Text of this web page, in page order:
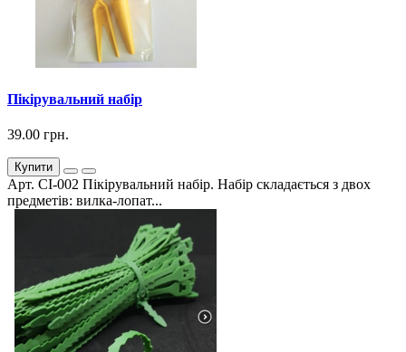
Пікірувальний набір
39.00 грн.
Купити
Арт. СІ-002 Пікірувальний набір. Набір складається з двох
предметів: вилка-лопат...